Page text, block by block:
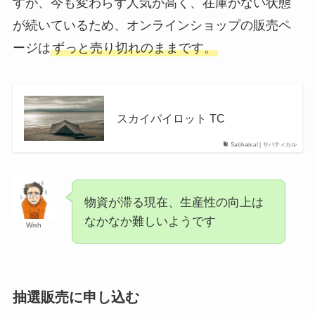
が続いているため、オンラインショップの販売ペ
ージはずっと売り切れのままです。
Sabbatical | サバティカル
スカイパイロット TC
Wish
物資が滞る現在、生産性の向上は
なかなか難しいようです
抽選販売に申し込む